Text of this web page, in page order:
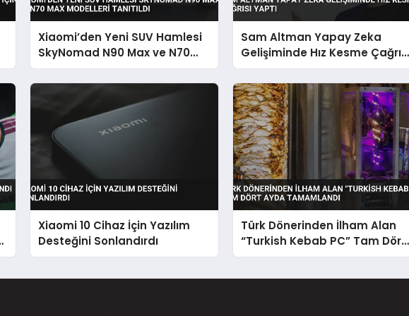
Xiaomi’den Yeni SUV Hamlesi
SkyNomad N90 Max ve N70
Max Modelleri Tanıtıldı
Sam Altman Yapay Zeka
Gelişiminde Hız Kesme
Yaptı
Xiaomi 10 Cihaz İçin Yazılım
Desteğini Sonlandırdı
Türk Dönerinden İlham Alan
“Turkish Kebab PC” Tam Dört
Ayda Tamamlandı